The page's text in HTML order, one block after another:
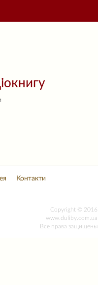
Контакти
Copyright © 2016
www.duliby.com.ua
Все права защищены